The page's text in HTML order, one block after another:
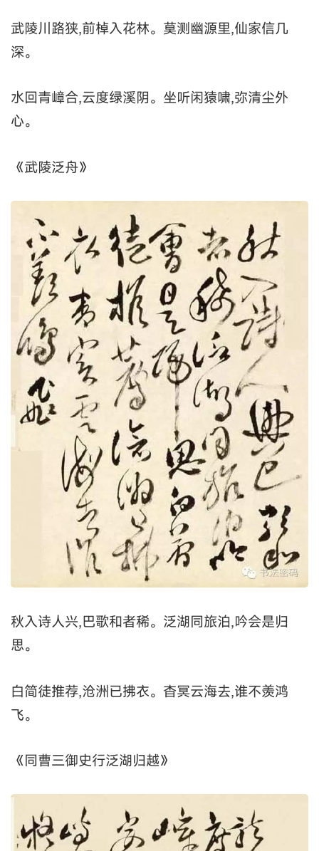
武陵川路狭,前棹入花林。莫测幽源里,仙家信几
深。
水回青嶂合,云度绿溪阴。坐听闲猿啸,弥清尘外
心。
《武陵泛舟》
秋入诗人兴,巴歌和者稀。泛湖同旅泊,吟会是归
思。
白简徒推荐,沧洲已拂衣。杳冥云海去,谁不羡鸿
飞。
《同曹三御史行泛湖归越》